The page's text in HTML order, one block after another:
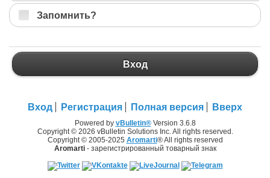
Запомнить?
Вход
Вход Регистрация Полная версия Вверх
Powered by vBulletin®Version 3.6.8
Copyright © 2026 vBulletin Solutions Inc. All rights reserved.
Copyright © 2005-2025 Aromarti® All rights reserved
Aromarti- зарегистрированный товарный знак